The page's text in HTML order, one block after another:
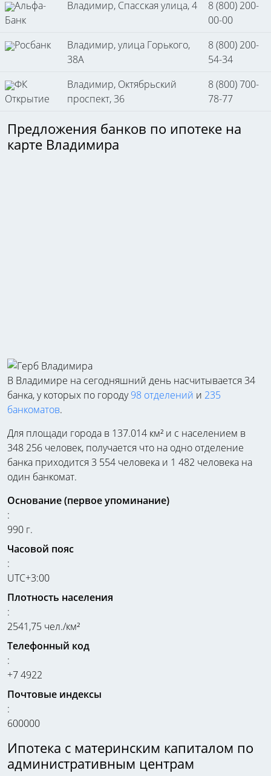
Альфа-
Банк
Владимир, Спасская улица, 4
8 (800) 200-
00-00
Росбанк
Владимир, улица Горького,
38А
8 (800) 200-
54-34
ФК
Открытие
Владимир, Октябрьский
проспект, 36
8 (800) 700-
78-77
Предложения банков по ипотеке на
карте Владимира
В Владимире на сегодняшний день насчитывается 34
банка, у которых по городу98 отделений и 235
банкоматов.
Для площади города в 137.014 км² и с населением в
348 256 человек, получается что на одно отделение
банка приходится 3 554 человека и 1 482 человека на
один банкомат.
Основание (первое упоминание)
:
990 г.
Часовой пояс
:
UTC+3:00
Плотность населения
:
2541,75 чел./км²
Телефонный код
:
+7 4922
Почтовые индексы
:
600000
Ипотека с материнским капиталом по
административным центрам